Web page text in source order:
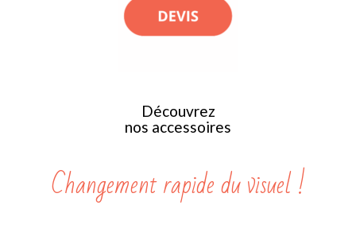
Découvrez
nos accessoires
Changement rapide du visuel !